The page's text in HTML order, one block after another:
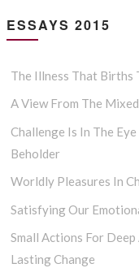
ESSAYS 2015
The Illness That Births
A View From The
Challenge Is In The
Beholder
Worldly Pleasures In
Satisfying Our
Small Actions For Deep
Lasting Change